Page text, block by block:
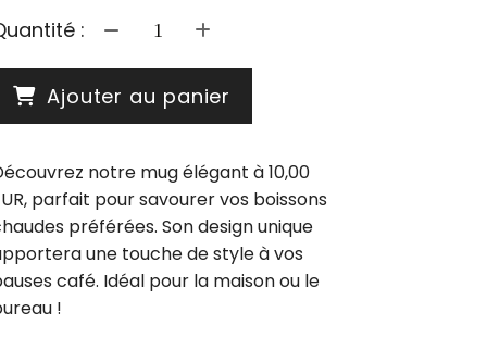
:
Ajouter au panier
notre mug élégant à 10,00
parfait pour savourer vos boissons
préférées. Son design unique
une touche de style à vos
café. Idéal pour la maison ou le
!